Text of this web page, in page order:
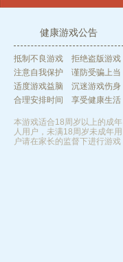
健康游戏公告
抵制不良游戏 拒绝盗版游戏
注意自我保护 谨防受骗上当
适度游戏益脑 沉迷游戏伤身
合理安排时间 享受健康生活
本游戏适合18周岁以上的成年
人用户，未满18周岁未成年用
户请在家长的监督下进行游戏